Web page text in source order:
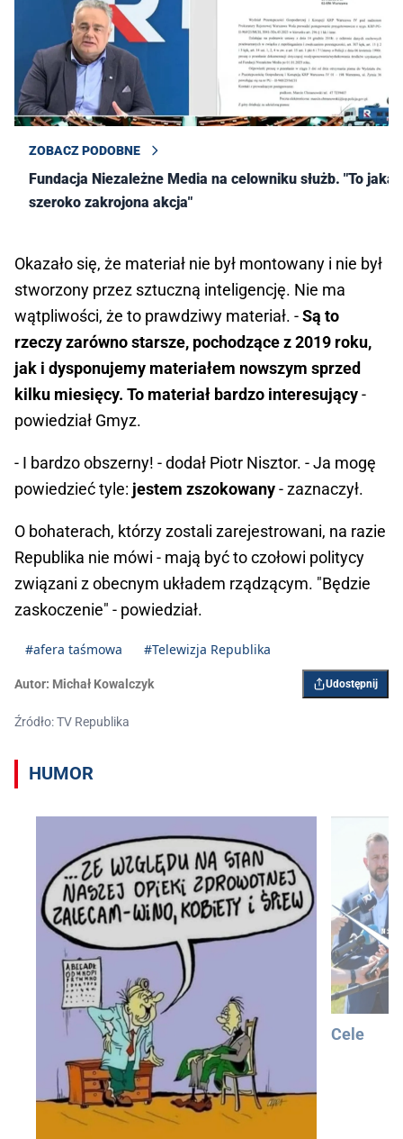
ZOBACZ PODOBNE
Fundacja Niezależne Media na celowniku służb. "To jakaś
szeroko zakrojona akcja"
Okazało się, że materiał nie był montowany i nie był
stworzony przez sztuczną inteligencję. Nie ma
wątpliwości, że to prawdziwy materiał. -Są to
rzeczy zarówno starsze, pochodzące z 2019 roku,
jak i dysponujemy materiałem nowszym sprzed
kilku miesięcy. To materiał bardzo interesujący-
powiedział Gmyz.
- I bardzo obszerny! - dodał Piotr Nisztor. - Ja mogę
powiedzieć tyle: jestem zszokowany- zaznaczył.
O bohaterach, którzy zostali zarejestrowani, na razie
Republika nie mówi - mają być to czołowi politycy
związani z obecnym układem rządzącym. "Będzie
zaskoczenie" - powiedział.
#afera taśmowa #Telewizja Republika
Autor: Michał Kowalczyk Udostępnij
Źródło: TV Republika
HUMOR
Cele